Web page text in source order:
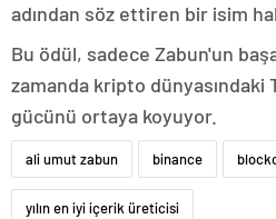
adından söz ettiren bir isim
Bu ödül, sadece Zabun'un
zamanda kripto dünyasındaki
gücünü ortaya koyuyor.
ali umut zabun binance
yılın en iyi içerik üreticisi